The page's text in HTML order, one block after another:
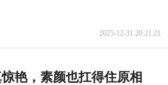
2025-12-31 20:21:21
艳，素颜也扛得住原相